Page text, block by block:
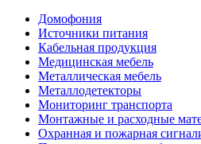
Домофония
Источники питания
Кабельная продукция
Медицинская мебель
Металлическая мебель
Металлодетекторы
Мониторинг транспорта
Монтажные и расходные
Охранная и пожарная